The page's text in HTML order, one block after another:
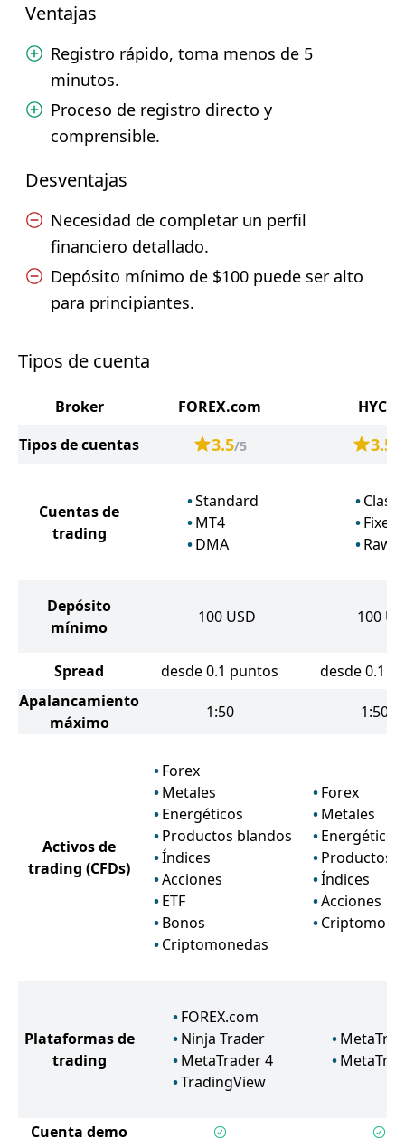
Ventajas
Registro rápido, toma menos de 5
minutos.
Proceso de registro directo y
comprensible.
Desventajas
Necesidad de completar un perfil
financiero detallado.
Depósito mínimo de $100 puede ser alto
para principiantes.
Tipos de cuenta
Broker FOREX.com
HYCM
Tipos de cuentas
3.5/5 3.5
Cuentas de
trading
Standard
MT4
DMA
Fixed
Raw
Depósito
mínimo
100 USD 100
Spread desde 0.1 puntos
desde 0.1
Apalancamiento
máximo
1:50 1:500
Activos de
trading (CFDs)
Forex
Metales
Energéticos
Productos blandos
Índices
Acciones
ETF
Bonos
Criptomonedas
Forex
Metales
Energéticos
Productos
Índices
Acciones
Plataformas de
trading
FOREX.com
Ninja Trader
MetaTrader 4
TradingView
Cuenta demo